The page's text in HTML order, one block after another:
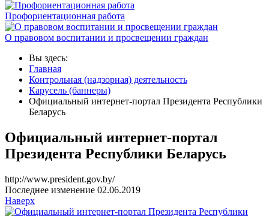
Профориентационная работа
О правовом воспитании и просвещении граждан
Вы здесь:
Главная
Контрольная (надзорная) деятельность
Карусель (баннеры)
Официальный интернет-портал Президента Республики
Беларусь
Официальный интернет-портал
Президента Республики Беларусь
http://www.president.gov.by/
Последнее изменение 02.06.2019
Наверх